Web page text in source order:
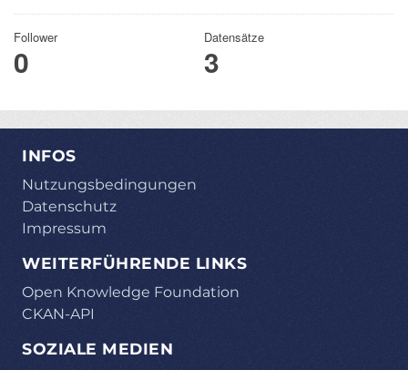
Follower
0
Datensätze
3
INFOS
Nutzungsbedingungen
Datenschutz
Impressum
WEITERFÜHRENDE LINKS
Open Knowledge Foundation
CKAN-API
SOZIALE MEDIEN